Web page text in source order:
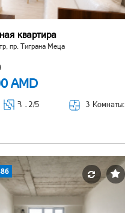
квартира
пр. Тиграна Меца
AMD
Հ ․ 2/5 3 Комнаты: